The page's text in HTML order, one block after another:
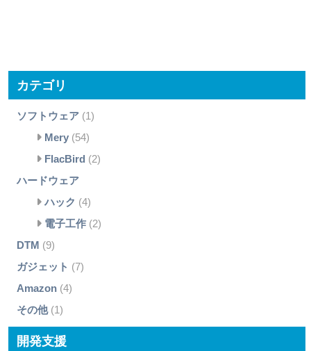
カテゴリ
ソフトウェア(1)
Mery(54)
FlacBird (2)
ハードウェア
ハック (4)
電子工作(2)
DTM (9)
ガジェット (7)
Amazon(4)
その他(1)
開発支援